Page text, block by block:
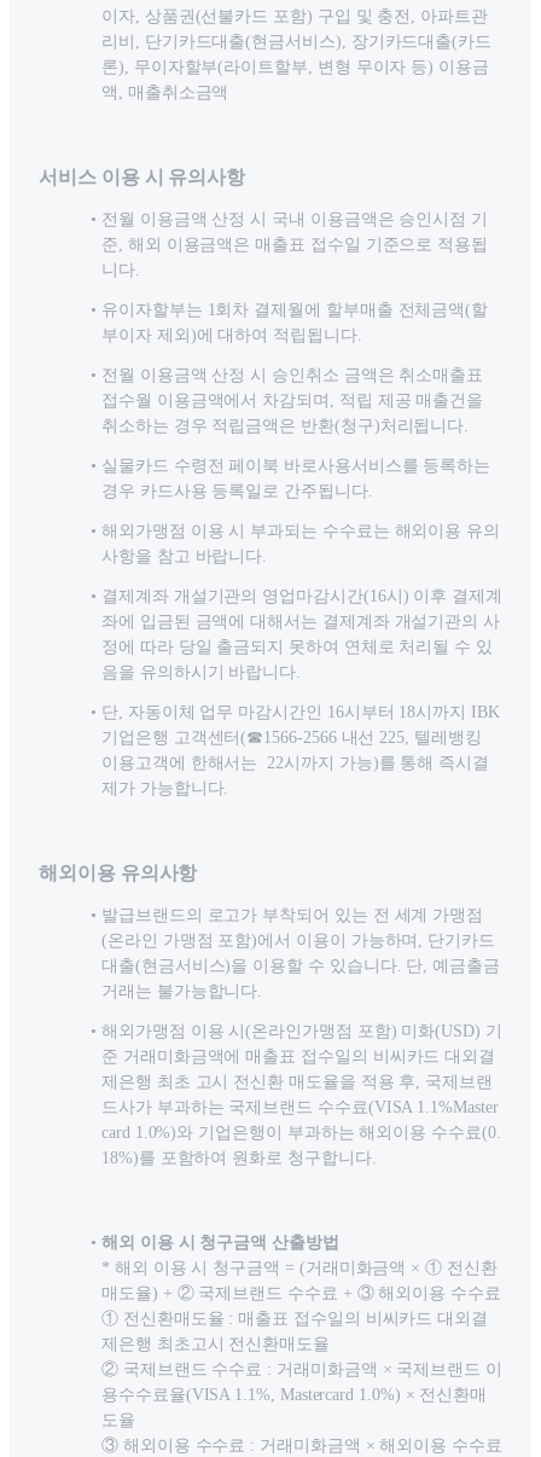
이자, 상품권(선불카드 포함) 구입 및 충전, 아파트관
리비, 단기카드대출(현금서비스), 장기카드대출(카드
론), 무이자할부(라이트할부, 변형 무이자 등) 이용금
액, 매출취소금액
서비스 이용 시 유의사항
전월 이용금액 산정 시 국내 이용금액은 승인시점 기
준, 해외 이용금액은 매출표 접수일 기준으로 적용됩
니다.
유이자할부는 1회차 결제월에 할부매출 전체금액(할
부이자 제외)에 대하여 적립됩니다.
전월 이용금액 산정 시 승인취소 금액은 취소매출표
접수월 이용금액에서 차감되며, 적립 제공 매출건을
취소하는 경우 적립금액은 반환(청구)처리됩니다.
실물카드 수령전 페이북 바로사용서비스를 등록하는
경우 카드사용 등록일로 간주됩니다.
해외가맹점 이용 시 부과되는 수수료는 해외이용 유의
사항을 참고 바랍니다.
결제계좌 개설기관의 영업마감시간(16시) 이후 결제계
좌에 입금된 금액에 대해서는 결제계좌 개설기관의 사
정에 따라 당일 출금되지 못하여 연체로 처리될 수 있
음을 유의하시기 바랍니다.
단, 자동이체 업무 마감시간인 16시부터 18시까지 IBK
기업은행 고객센터(☎1566-2566 내선 225, 텔레뱅킹
이용고객에 한해서는 22시까지 가능)를 통해 즉시결
제가 가능합니다.
해외이용 유의사항
발급브랜드의 로고가 부착되어 있는 전 세계 가맹점
(온라인 가맹점 포함)에서 이용이 가능하며, 단기카드
대출(현금서비스)을 이용할 수 있습니다. 단, 예금출금
거래는 불가능합니다.
해외가맹점 이용 시(온라인가맹점 포함) 미화(USD) 기
준 거래미화금액에 매출표 접수일의 비씨카드 대외결
제은행 최초 고시 전신환 매도율을 적용 후, 국제브랜
드사가 부과하는 국제브랜드 수수료(VISA 1.1%Master
card 1.0%)와 기업은행이 부과하는 해외이용 수수료(0.
18%)를 포함하여 원화로 청구합니다.
해외 이용 시 청구금액 산출방법
* 해외 이용 시 청구금액 = (거래미화금액 × ① 전신환
매도율) + ② 국제브랜드 수수료 + ③ 해외이용 수수료
① 전신환매도율 : 매출표 접수일의 비씨카드 대외결
제은행 최초고시 전신환매도율
② 국제브랜드 수수료 : 거래미화금액 × 국제브랜드 이
용수수료율(VISA 1.1%, Mastercard 1.0%) × 전신환매
도율
③ 해외이용 수수료 : 거래미화금액 × 해외이용 수수료